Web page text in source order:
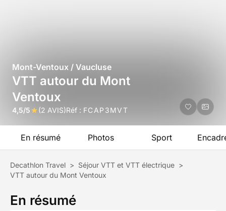
Mont-Ventoux / Vaucluse
VTT autour du Mont
Ventoux
4,5/5 (2 AVIS)Réf : FCAP3MVT
En résumé Photos Sport
Decathlon Travel > Séjour VTT et VTT électrique >
VTT autour du Mont Ventoux
En résumé